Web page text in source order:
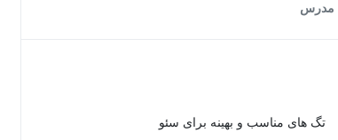
مدرس
تگ های مناسب و بهینه برای سئو